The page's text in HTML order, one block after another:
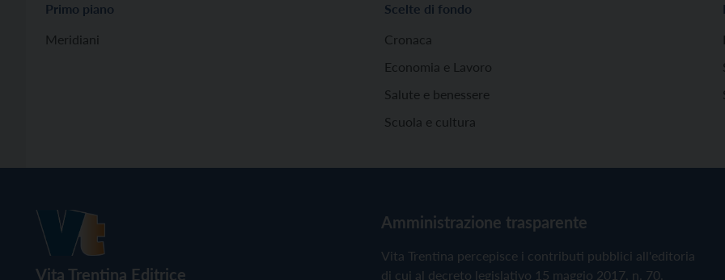
Primo piano
Meridiani
Scelte di fondo
Cronaca
Economia e Lavoro
Salute e benessere
Scuola e cultura
Vita Trentina Editrice
Amministrazione trasparente
Vita Trentina percepisce i contributi pubblici all'editoria
di cui al decreto legislativo 15 maggio 2017, n. 70.